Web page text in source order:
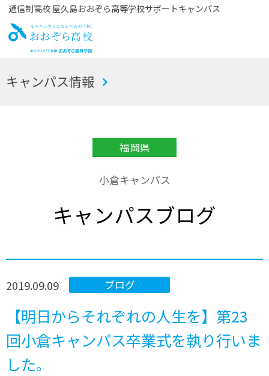
通信制高校 屋久島おおぞら高等学校サポートキャンパス
お
キャンパス情報
福岡県
小倉キャンパス
キャンパスブログ
ブログ
2019.09.09
【明日からそれぞれの人生を】第23
回小倉キャンパス卒業式を執り行いま
した。